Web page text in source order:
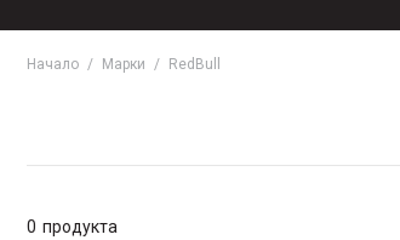
Начало Марки RedBull
0 продукта